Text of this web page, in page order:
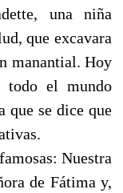
una niña
que excavara
manantial. Hoy
todo el mundo
que se dice que
Nuestra
de Fátima y,